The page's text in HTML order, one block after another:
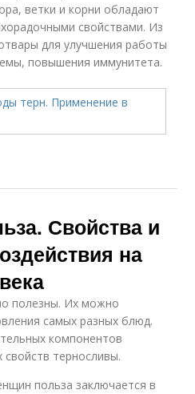
ветки и корни обладают
свойствами. Из
для улучшения работы
повышения иммунитета.
Свойства и
на
полезны. Их можно
самых разных блюд.
компонентов
свойств терносливы.
польза заключается в